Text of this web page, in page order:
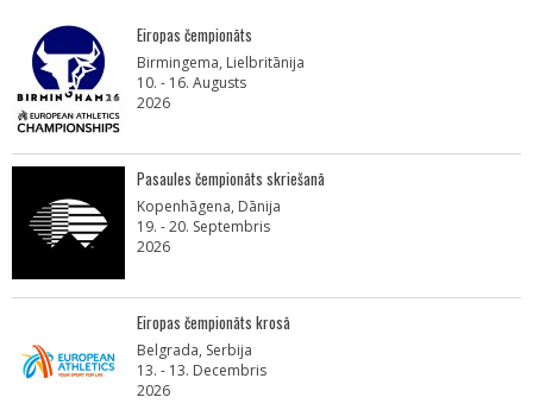
Eiropas čempionāts
Birmingema, Lielbritānija
10. - 16. Augusts
2026
Pasaules čempionāts skriešanā
Kopenhāgena, Dānija
19. - 20. Septembris
2026
Eiropas čempionāts krosā
Belgrada, Serbija
13. - 13. Decembris
2026